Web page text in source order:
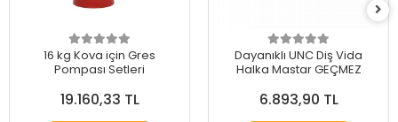
16 kg Kova için Gres
Pompası Setleri
19.160,33 TL
Dayanıklı UNC Diş Vida
Halka Mastar GEÇMEZ
6.893,90 TL